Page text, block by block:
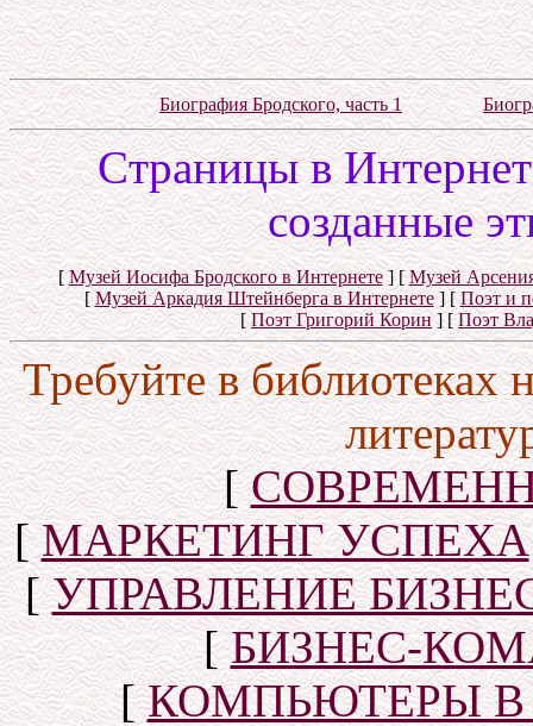
Биография Бродского, часть 1
Cтраницы в
созданные
[Музей Иосифа Бродского в Интернете] [Музей
[ Музей Аркадия Штейнберга в Интернете] [Поэт и
[Поэт Григорий Корин] [Поэт
Требуйте в
[
[МАРКЕТИНГ УСПЕХА
[УПРАВЛЕНИЕ
[БИЗНЕС-
[КОМПЬЮТЕРЫ В